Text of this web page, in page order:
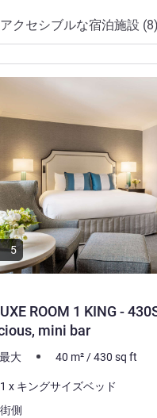
アクセシブルな宿泊施設 (8)
ROOM 1 KING -
mini bar
表示
5
大 40 m² /430 sq ft
1 x キングサイズベッド
:
街側